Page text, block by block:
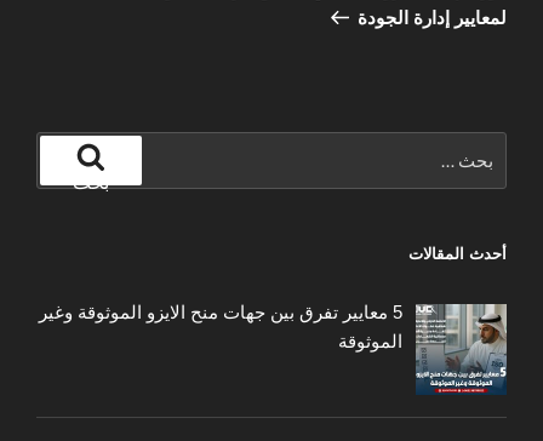
لمعايير إدارة الجودة
عن:
بحث
أحدث المقالات
5 معايير تفرق بين جهات منح الايزو الموثوقة وغير
الموثوقة